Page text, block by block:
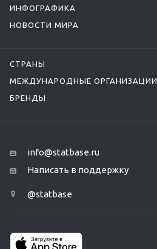
ИНФОГРАФИКА
НОВОСТИ МИРА
СТРАНЫ
МЕЖДУНАРОДНЫЕ ОРГАНИЗАЦИИ
БРЕНДЫ
info@statbase.ru
Написать в поддержку
@statbase